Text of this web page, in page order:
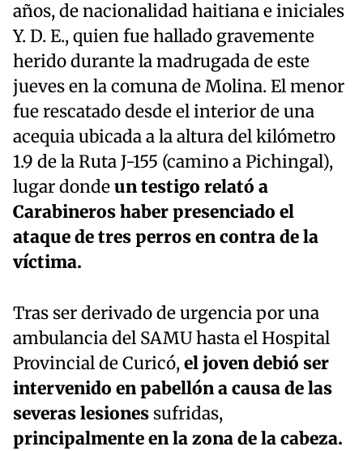
años, de nacionalidad haitiana e iniciales
Y. D. E., quien fue hallado gravemente
herido durante la madrugada de este
jueves en la comuna de Molina. El menor
fue rescatado desde el interior de una
acequia ubicada a la altura del kilómetro
1.9 de la Ruta J-155 (camino a Pichingal),
lugar dondeun testigo relató a
Carabineros haber presenciado el
ataque de tres perros en contra de la
víctima.
Tras ser derivado de urgencia por una
ambulancia del SAMU hasta el Hospital
Provincial de Curicó,el joven debió ser
intervenido en pabellón a causa de las
severas lesiones sufridas,
principalmente en la zona de la cabeza.